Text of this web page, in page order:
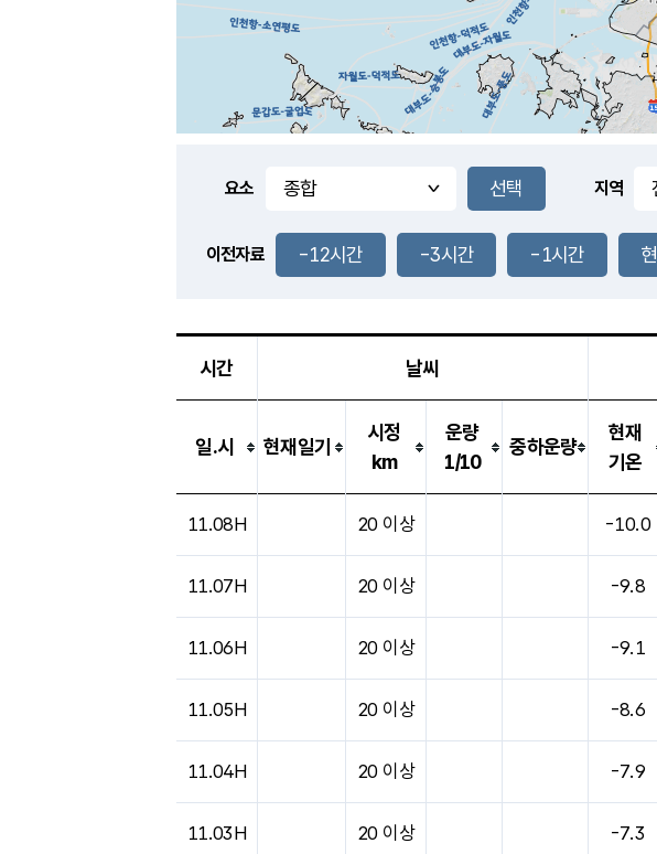
요소 지역
이전자료 -12시간 -3시간 -1시간
시간 날씨
일.시 현재일기
시정
km
운량
1/10
중하운량
현재
기온
11.08H 20 이상 -10.0
11.07H 20 이상 -9.8
11.06H 20 이상 -9.1
11.05H 20 이상 -8.6
11.04H 20 이상 -7.9
11.03H 20 이상 -7.3